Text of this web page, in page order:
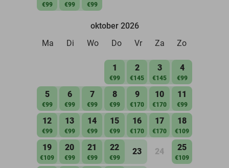
€99 €99 €99
oktober 2026
Ma
Di Wo Do Vr Za Zo
1
€99
2
€145
3
€145
4
€99
5
€99
6
€99
7
€99
8
€99
9
€170
10
€170
11
€99
12
€99
13
€99
14
€99
15
€99
16
€170
17
€170
18
€109
19
€109
20
€99
21
€99
22
€99
23 24 25
€109